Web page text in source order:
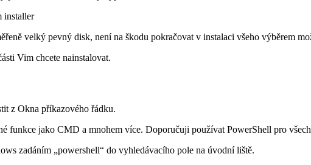
installer
velký pevný disk, není na škodu pokračovat v instalaci všeho výběrem
Vim chcete nainstalovat.
z Okna příkazového řádku.
funkce jako CMD a mnohem více. Doporučuji používat PowerShell pro
zadáním „powershell“ do vyhledávacího pole na úvodní liště.